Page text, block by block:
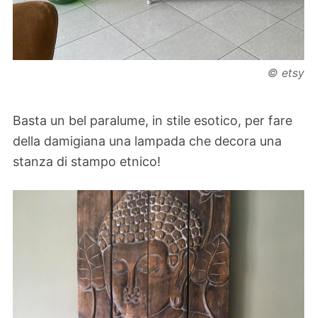
© etsy
Basta un bel paralume, in stile esotico, per fare
della damigiana una lampada che decora una
stanza di stampo etnico!